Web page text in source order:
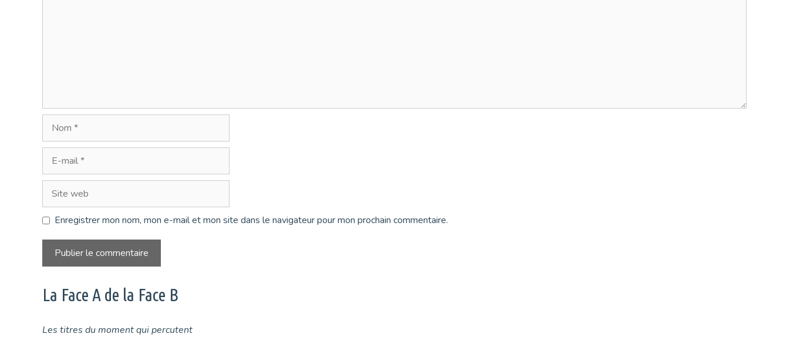
mail
web
Enregistrer mon nom, mon e-mail et mon site dans le navigateur pour mon prochain commentaire.
La Face A de la Face B
Les titres du moment qui percutent